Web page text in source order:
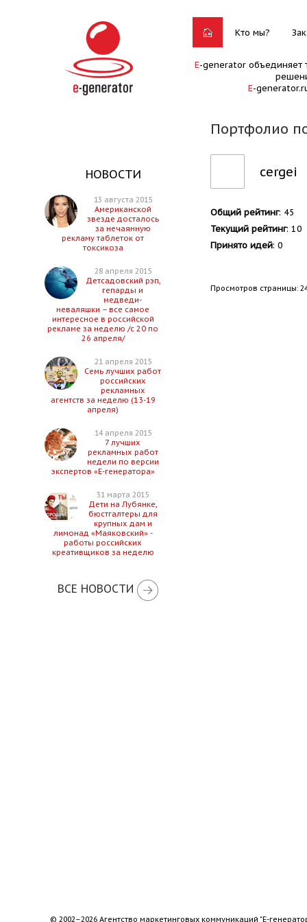
Кто мы?
E-generator объединяет
E-
Портфолио
НОВОСТИ
13 августа 2015
Американской
звезде досталось
за нечаянную
рекламу таблеток от
токсикоза
28 апреля 2015
Детсадовский рэп,
гепарды и
медведи-
неваляшки – все самое
интересное в российской
рекламе за неделю /с 20 по
26 апреля/
21 апреля 2015
Семь лучших работ
российских
рекламных
агентств за неделю (13-19
апреля)
14 апреля 2015
7 лучших
рекламных работ
недели по версии
экспертов «Е-генератора»
31 марта 2015
Дети на Лубянке,
бюстгалтеры для
крупных дам и
лимонад «Маяковский» -
работы российских
креативщиков за неделю
ВСЕ НОВОСТИ
cergei
Общий рейтинг: 45
Текущий рейтинг: 10
Принято идей: 0
Просмотров страницы:
© 2002–2026 Агентство маркетинговых коммуникаций "Е-